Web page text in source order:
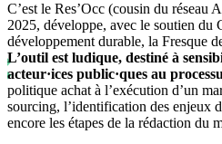
C’est le Res’Occ (cousin du réseau
2025, développe, avec le soutien du
développement durable, la Fresque
L’outil est ludique, destiné à
acteur·ices public·ques au
politique achat à l’exécution d’un
sourcing, l’identification des enjeux
encore les étapes de la rédaction du